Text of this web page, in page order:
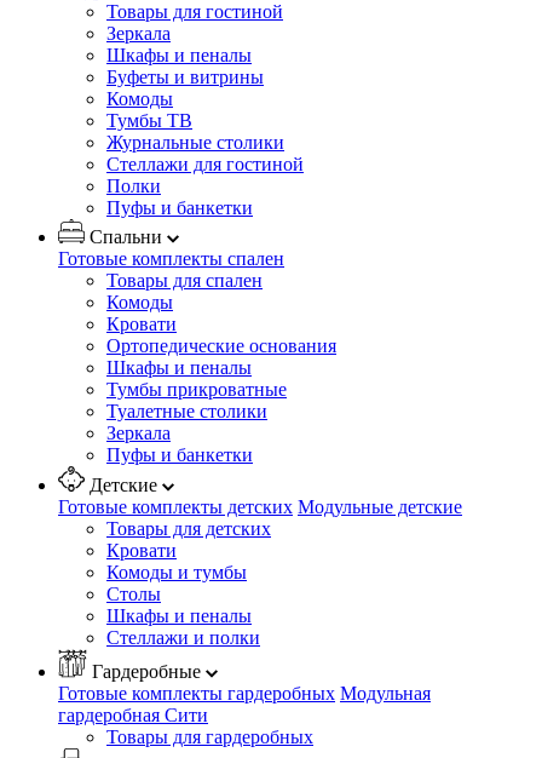
Товары для гостиной
Зеркала
Шкафы и пеналы
Буфеты и витрины
Комоды
Тумбы ТВ
Журнальные столики
Стеллажи для гостиной
Полки
Пуфы и банкетки
Спальни
Готовые комплекты спален
Товары для спален
Комоды
Кровати
Ортопедические основания
Шкафы и пеналы
Тумбы прикроватные
Туалетные столики
Зеркала
Пуфы и банкетки
Детские
Готовые комплекты детских Модульные детские
Товары для детских
Кровати
Комоды и тумбы
Столы
Шкафы и пеналы
Стеллажи и полки
Гардеробные
Готовые комплекты гардеробных Модульная
гардеробная Сити
Товары для гардеробных